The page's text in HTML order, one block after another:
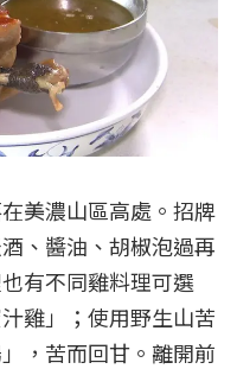
美濃山區高處。招牌
、醬油、胡椒泡過再
有不同雞料理可選
雞」；使用野生山苦
，苦而回甘。離開前